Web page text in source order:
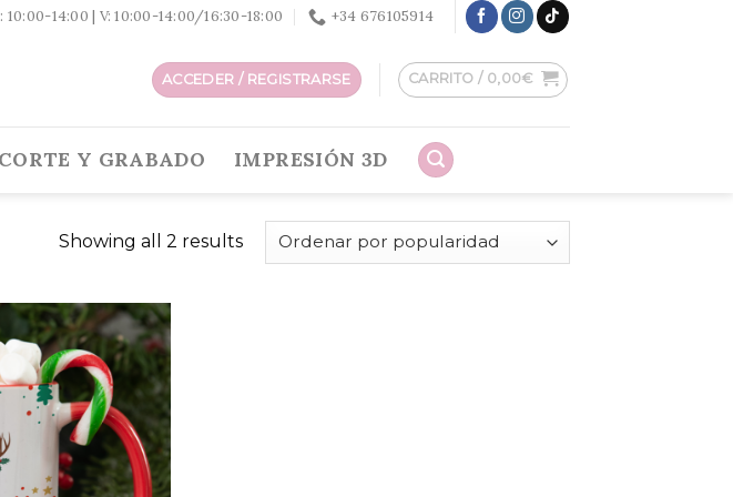
10:00-14:00 | V: 10:00-14:00/16:30-18:00 +34 676105914
ACCEDER / REGISTRARSE CARRITO / 0,00€
CORTE Y GRABADO IMPRESIÓN 3D
Showing all 2 results